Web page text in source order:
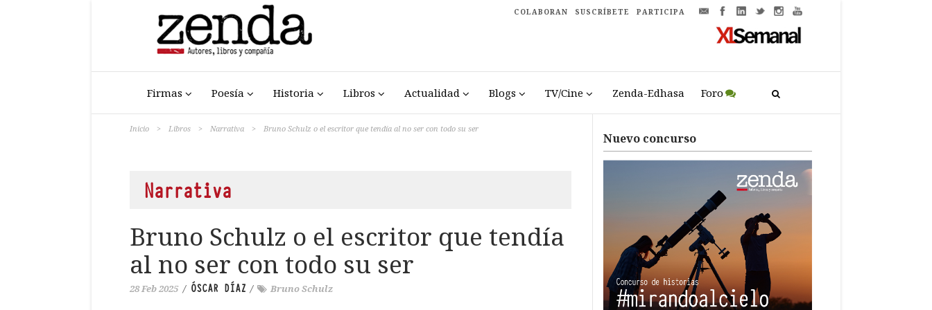
COLABORAN SUSCRÍBETE PARTICIPA
Firmas Poesía Historia Libros Actualidad Blogs TV/Cine Zenda-Edhasa Foro
Inicio > Libros > Narrativa > Bruno Schulz o el escritor que tendía al no ser con todo su ser
Narrativa
Bruno Schulz o el escritor que tendía
al no ser con todo su ser
28 Feb 2025 / ÓSCAR DÍAZ / Bruno Schulz
Nuevo concurso